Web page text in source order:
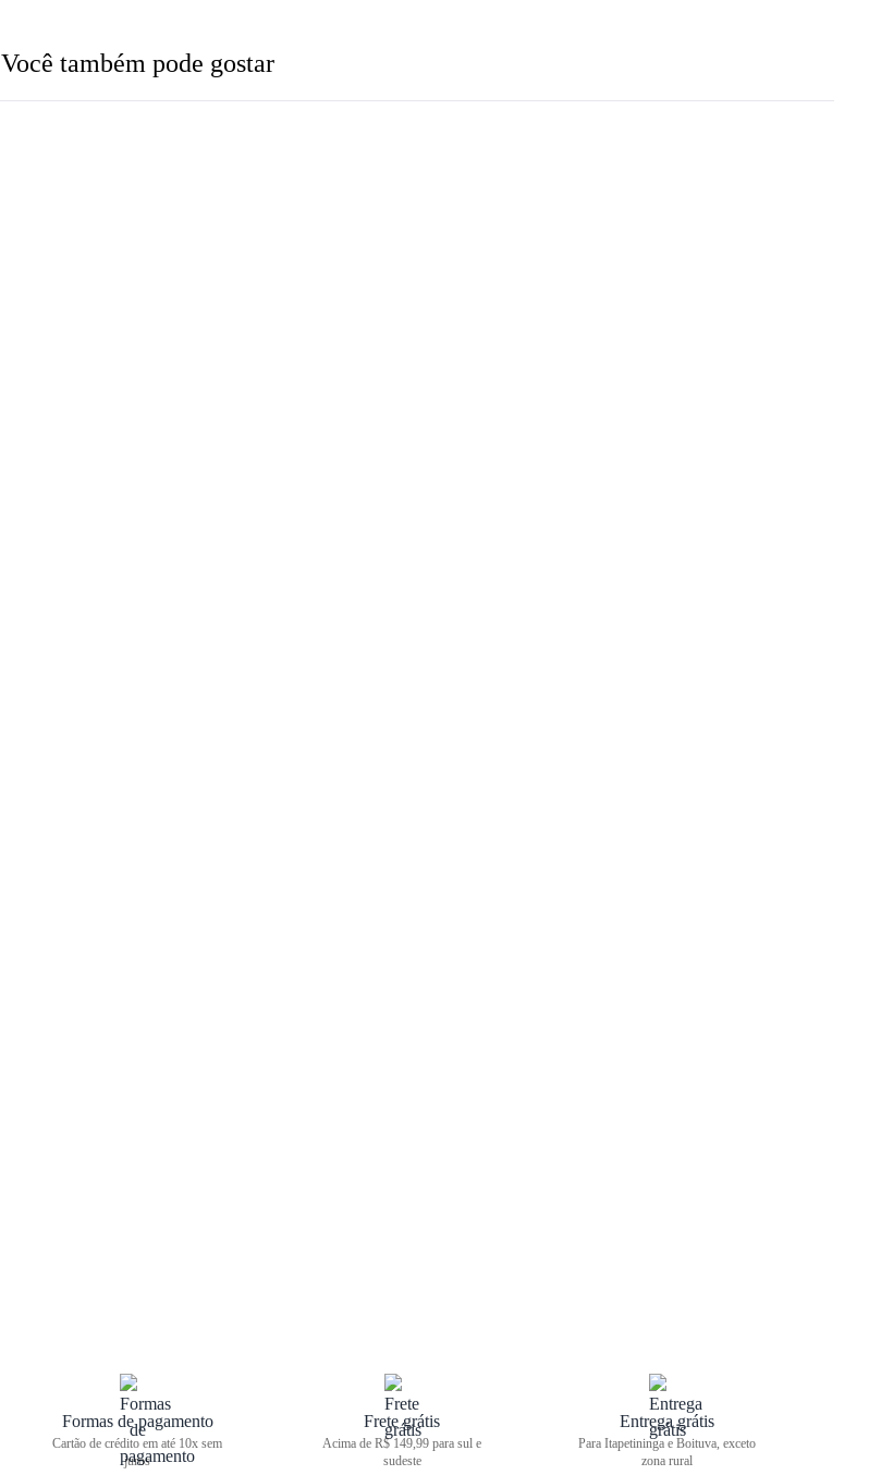
Você também pode gostar
Formas de pagamento
Cartão de crédito em até 10x sem
juros
Frete grátis
Acima de R$ 149,99 para sul e
sudeste
Entrega grátis
Para Itapetininga e Boituva, exceto
zona rural